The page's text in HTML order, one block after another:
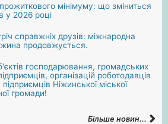
мінімуму: що зміниться
у 2026 році
справжніх друзів: міжнародна
продовжується.
господарювання, громадських
організацій роботодавців
Ніжинської міської
громади!
Більше новин...